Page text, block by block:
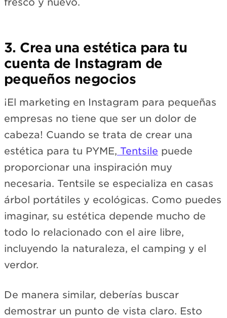
3. Crea una estética para tu
cuenta de Instagram de
pequeños negocios
¡El marketing en Instagram para pequeñas
empresas no tiene que ser un dolor de
cabeza! Cuando se trata de crear una
estética para tu PYME, Tentsile puede
proporcionar una inspiración muy
necesaria. Tentsile se especializa en casas
árbol portátiles y ecológicas. Como puedes
imaginar, su estética depende mucho de
todo lo relacionado con el aire libre,
incluyendo la naturaleza, el camping y el
verdor.
De manera similar, deberías buscar
demostrar un punto de vista claro. Esto